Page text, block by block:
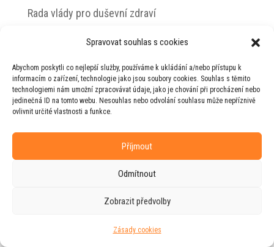
Spravovat souhlas s cookies
Abychom poskytli co nejlepší služby, používáme k ukládání a/nebo přístupu k
informacím o zařízení, technologie jako jsou soubory cookies. Souhlas s těmito
technologiemi nám umožní zpracovávat údaje, jako je chování při procházení nebo
jedinečná ID na tomto webu. Nesouhlas nebo odvolání souhlasu může nepříznivě
ovlivnit určité vlastnosti a funkce.
Příjmout
Odmítnout
Zobrazit předvolby
Zásady cookies
Rada vlády pro duševní zdraví
© 2026 Jiří Horecký – Osobní stránky Jiřího
Horeckého
Web vytvořila firma